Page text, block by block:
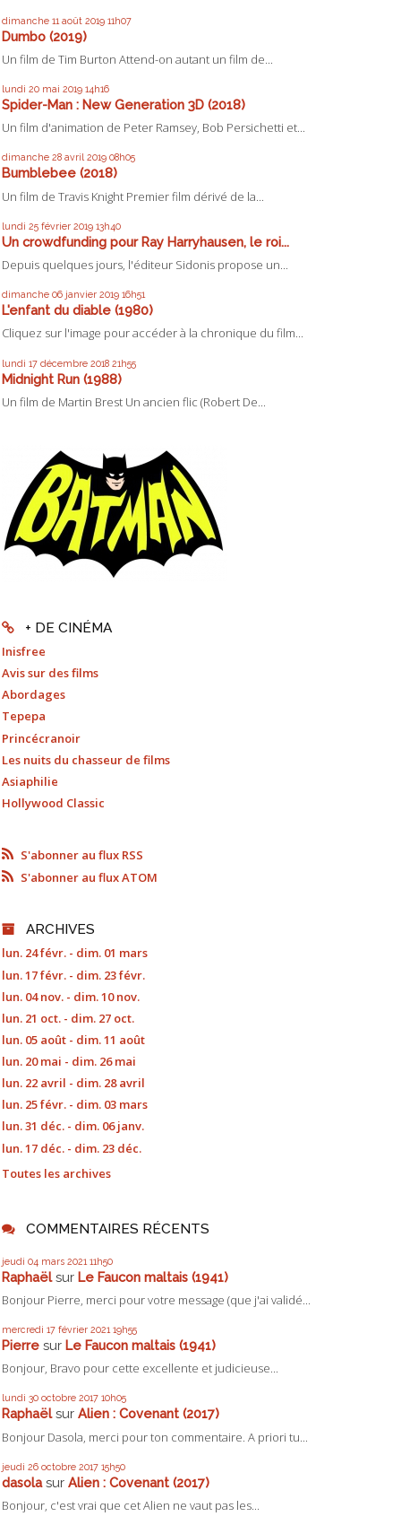
dimanche 11 août 2019 11h07
Dumbo (2019)
Un film de Tim Burton Attend-on autant un film de...
lundi 20 mai 2019 14h16
Spider-Man : New Generation 3D (2018)
Un film d'animation de Peter Ramsey, Bob Persichetti et...
dimanche 28 avril 2019 08h05
Bumblebee (2018)
Un film de Travis Knight Premier film dérivé de la...
lundi 25 février 2019 13h40
Un crowdfunding pour Ray Harryhausen, le roi...
Depuis quelques jours, l'éditeur Sidonis propose un...
dimanche 06 janvier 2019 16h51
L'enfant du diable (1980)
Cliquez sur l'image pour accéder à la chronique du film...
lundi 17 décembre 2018 21h55
Midnight Run (1988)
Un film de Martin Brest Un ancien flic (Robert De...
+ DE CINÉMA
Inisfree
Avis sur des films
Abordages
Tepepa
Princécranoir
Les nuits du chasseur de films
Asiaphilie
Hollywood Classic
S'abonner au flux RSS
S'abonner au flux ATOM
ARCHIVES
lun. 24 févr. - dim. 01 mars
lun. 17 févr. - dim. 23 févr.
lun. 04 nov. - dim. 10 nov.
lun. 21 oct. - dim. 27 oct.
lun. 05 août - dim. 11 août
lun. 20 mai - dim. 26 mai
lun. 22 avril - dim. 28 avril
lun. 25 févr. - dim. 03 mars
lun. 31 déc. - dim. 06 janv.
lun. 17 déc. - dim. 23 déc.
Toutes les archives
COMMENTAIRES RÉCENTS
jeudi 04 mars 2021 11h50
Raphaëlsur Le Faucon maltais (1941)
Bonjour Pierre, merci pour votre message (que j'ai validé...
mercredi 17 février 2021 19h55
Pierre sur Le Faucon maltais (1941)
Bonjour, Bravo pour cette excellente et judicieuse...
lundi 30 octobre 2017 10h05
Raphaëlsur Alien : Covenant (2017)
Bonjour Dasola, merci pour ton commentaire. A priori tu...
jeudi 26 octobre 2017 15h50
dasolasur Alien : Covenant (2017)
Bonjour, c'est vrai que cet Alien ne vaut pas les...